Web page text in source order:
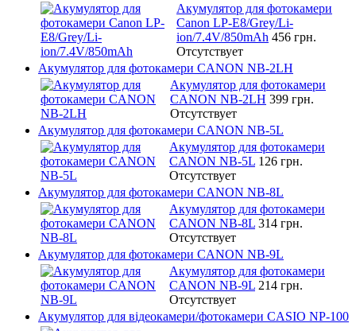
Акумулятор для фотокамери
Canon LP-E8/Grey/Li-
ion/7.4V/850mAh 456 грн.
Отсутствует
Акумулятор для фотокамери CANON NB-2LH
Акумулятор для фотокамери
CANON NB-2LH 399 грн.
Отсутствует
Акумулятор для фотокамери CANON NB-5L
Акумулятор для фотокамери
CANON NB-5L 126 грн.
Отсутствует
Акумулятор для фотокамери CANON NB-8L
Акумулятор для фотокамери
CANON NB-8L 314 грн.
Отсутствует
Акумулятор для фотокамери CANON NB-9L
Акумулятор для фотокамери
CANON NB-9L 214 грн.
Отсутствует
Акумулятор для відеокамери/фотокамери CASIO NP-100